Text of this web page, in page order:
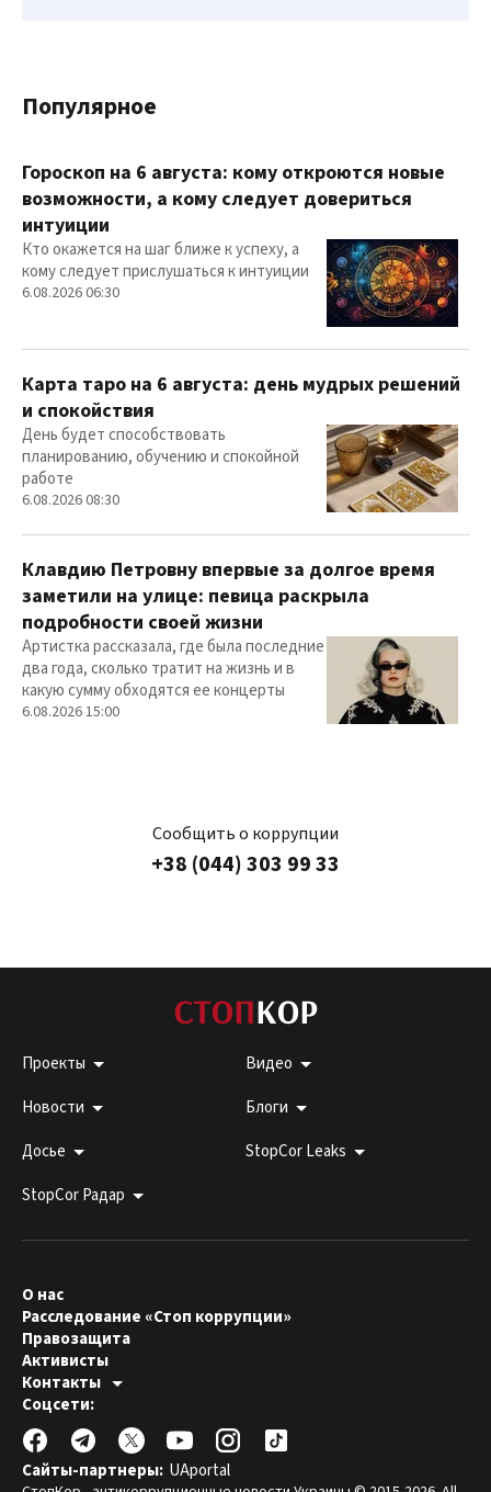
Популярное
Гороскоп на 6 августа: кому откроются новые
возможности, а кому следует довериться
интуиции
Кто окажется на шаг ближе к успеху, а
кому следует прислушаться к интуиции
6.08.2026 06:30
Карта таро на 6 августа: день мудрых решений
и спокойствия
День будет способствовать
планированию, обучению и спокойной
работе
6.08.2026 08:30
Клавдию Петровну впервые за долгое время
заметили на улице: певица раскрыла
подробности своей жизни
Артистка рассказала, где была последние
два года, сколько тратит на жизнь и в
какую сумму обходятся ее концерты
6.08.2026 15:00
Сообщить о коррупции
+38 (044) 303 99 33
Проекты
Видео
Новости
Блоги
Досье
StopCor Leaks
StopCor Радар
Сайты-партнеры: UAportal
О нас
Расследование «Стоп коррупции»
Правозащита
Активисты
Контакты
Горячая линия:
Редакция СтопКора:
Юристы:
law@stopcor.org
Правозащитники:
Журналисты-расследователи:
media@stopcor.org
Соцсети: